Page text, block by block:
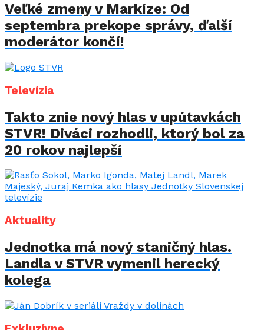
Veľké zmeny v Markíze: Od
septembra prekope správy, ďalší
moderátor končí!
Televízia
Takto znie nový hlas v upútavkách
STVR! Diváci rozhodli, ktorý bol za
20 rokov najlepší
Aktuality
Jednotka má nový staničný hlas.
Landla v STVR vymenil herecký
kolega